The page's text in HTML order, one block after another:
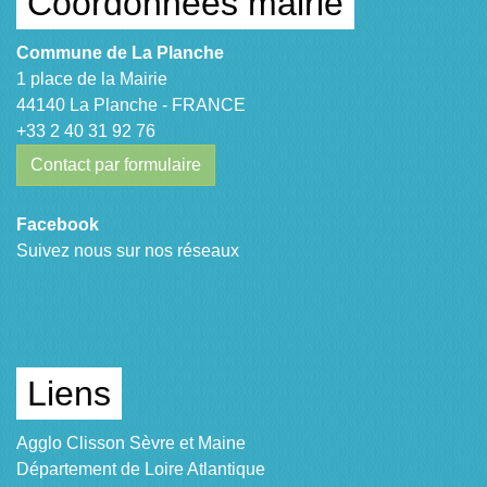
Commune de La Planche
1 place de la Mairie
44140 La Planche - FRANCE
+33 2 40 31 92 76
Contact par formulaire
Facebook
Suivez nous sur nos réseaux
Liens
Agglo Clisson Sèvre et Maine
Département de Loire Atlantique